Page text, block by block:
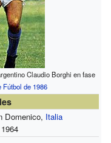
Claudio Borghi en fase
Fútbol de 1986
Domenico, Italia